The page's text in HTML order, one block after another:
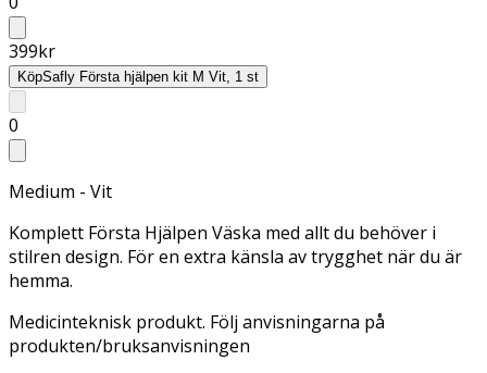
399kr
KöpSafly Första hjälpen kit M Vit, 1 st
0
Medium - Vit
Komplett Första Hjälpen Väska med allt du behöver i
stilren design. För en extra känsla av trygghet när du är
hemma.
Medicinteknisk produkt. Följ anvisningarna på
produkten/bruksanvisningen